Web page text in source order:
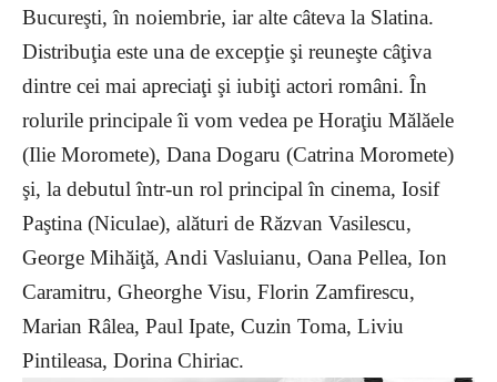
Bucureşti, în noiembrie, iar alte câteva la Slatina.
Distribuţia este una de excepţie şi reuneşte câţiva
dintre cei mai apreciaţi şi iubiţi actori români. În
rolurile principale îi vom vedea pe Horaţiu Mălăele
(Ilie Moromete), Dana Dogaru (Catrina Moromete)
şi, la debutul într-un rol principal în cinema, Iosif
Paştina (Niculae), alături de Răzvan Vasilescu,
George Mihăiţă, Andi Vasluianu, Oana Pellea, Ion
Caramitru, Gheorghe Visu, Florin Zamfirescu,
Marian Râlea, Paul Ipate, Cuzin Toma, Liviu
Pintileasa, Dorina Chiriac.